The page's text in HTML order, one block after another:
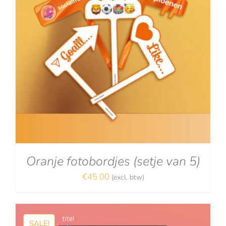
Oranje fotobordjes (setje van 5)
€45.00 (excl. btw)
SALE!